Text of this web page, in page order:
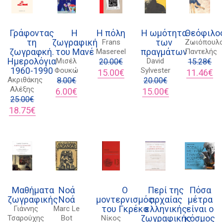
Γράφοντας
τη
ζωγραφκή.
Ημερολόγια
1960-1990
Ακριθάκης
Αλέξης
25.00€
Original
price
18.75€Η
τρέχουσα
18.75€.
Η
ζωγραφική
του Μανέ
Μισέλ
Φουκώ
8.00€
Original
price
6.00€
τρέχουσα
Η πόλη
Frans
Masereel
20.00€
Original
price
15.00€Η
τρέχουσα
Η ωμότητα
των
πραγμάτων
David
Sylvester
20.00€
Original
price
15.00€Η
τρέχουσα
Παντελής
15.28€
Original
price
11.46€
Μαθήματα
ζωγραφικής
Γιάννης
Τσαρούχης
Νοά
Νοά
Marc Le
Bot
Ο
μοντερνισμός
του Γκρέκο
Νίκος
Περί της
αρχαίας
ελληνικής
ζωγραφικής
Πόσα
μέτρα
είναι ο
κόσμος
Διδότου 34, Αθήνα 106 80
21 1750 8340
kombrai.bs@gmail.com